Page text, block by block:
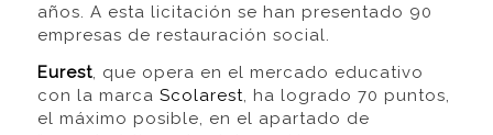
años. A esta licitación se han presentado 90
empresas de restauración social.
Eurest, que opera en el mercado educativo
con la marca Scolarest, ha logrado 70 puntos,
el máximo posible, en el apartado de